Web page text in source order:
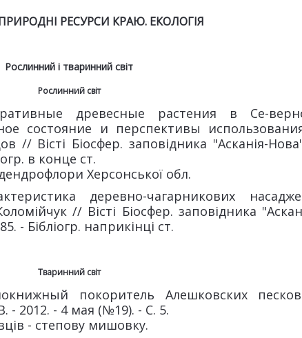
РЕСУРСИ КРАЮ. ЕКОЛОГІЯ
Рослинний і тваринний світ
Рослинний світ
древесные растения в Се-
состояние и перспективы
// Вісті Біосфер. заповідника "Асканія-
в конце ст.
Херсонської обл.
деревно-чагарникових
// Вісті Біосфер. заповідника
- Бібліогр. наприкінці ст.
Тваринний світ
покоритель Алешковских
2012. - 4 мая (№19). - С. 5.
- степову мишовку.